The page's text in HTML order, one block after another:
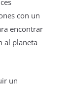
con un
encontrar
al planeta
un